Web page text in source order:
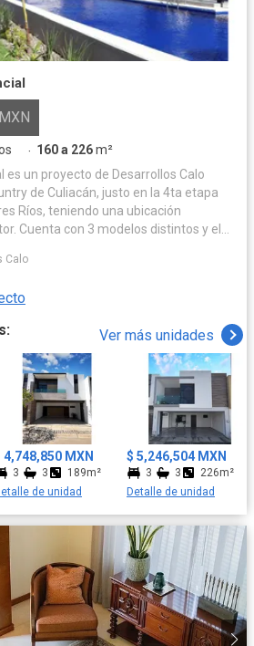
· 160 a 226m²
es un proyecto de Desarrollos Calo
de Culiacán, justo en la 4ta etapa
Ríos, teniendo una ubicación
Cuenta con 3 modelos distintos y el
Aria Country se ha convertido en el
Calo
Ver más unidades
4,748,850 MXN
3 3
189m²
de unidad
$ 5,246,504 MXN
3 3
226m²
Detalle de unidad